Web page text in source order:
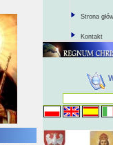
Strona
Kontakt